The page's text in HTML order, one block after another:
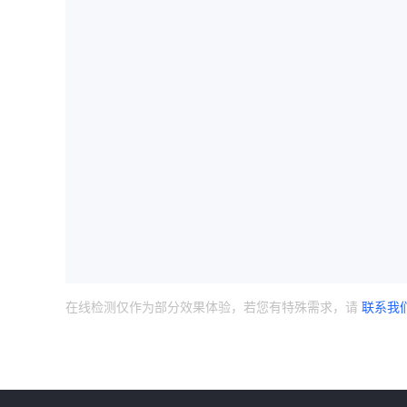
在线检测仅作为部分效果体验，若您有特殊需求，请 联系我